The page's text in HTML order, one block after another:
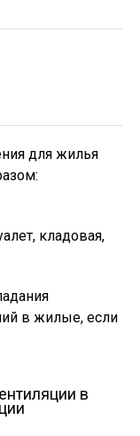
для жилья
кладовая,
в жилые, если